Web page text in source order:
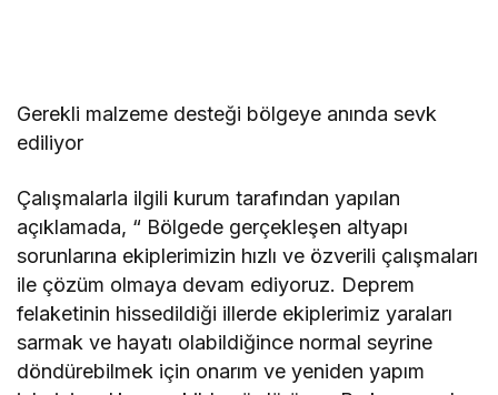
Gerekli malzeme desteği bölgeye anında sevk
ediliyor
Çalışmalarla ilgili kurum tarafından yapılan
açıklamada, “ Bölgede gerçekleşen altyapı
sorunlarına ekiplerimizin hızlı ve özverili çalışmaları
ile çözüm olmaya devam ediyoruz. Deprem
felaketinin hissedildiği illerde ekiplerimiz yaraları
sarmak ve hayatı olabildiğince normal seyrine
döndürebilmek için onarım ve yeniden yapım